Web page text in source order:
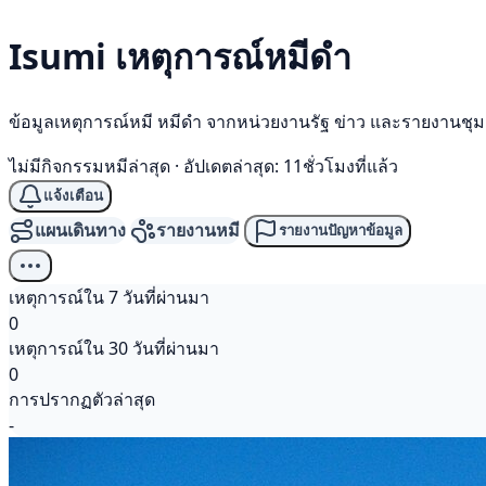
Isumi เหตุการณ์หมีดำ
ข้อมูลเหตุการณ์หมี หมีดำ จากหน่วยงานรัฐ ข่าว และรายงานชุ
ไม่มีกิจกรรมหมีล่าสุด · อัปเดตล่าสุด: 11ชั่วโมงที่แล้ว
แจ้งเตือน
แผนเดินทาง รายงานหมี รายงานปัญหาข้อมูล
เหตุการณ์ใน 7 วันที่ผ่านมา
0
เหตุการณ์ใน 30 วันที่ผ่านมา
0
การปรากฏตัวล่าสุด
-